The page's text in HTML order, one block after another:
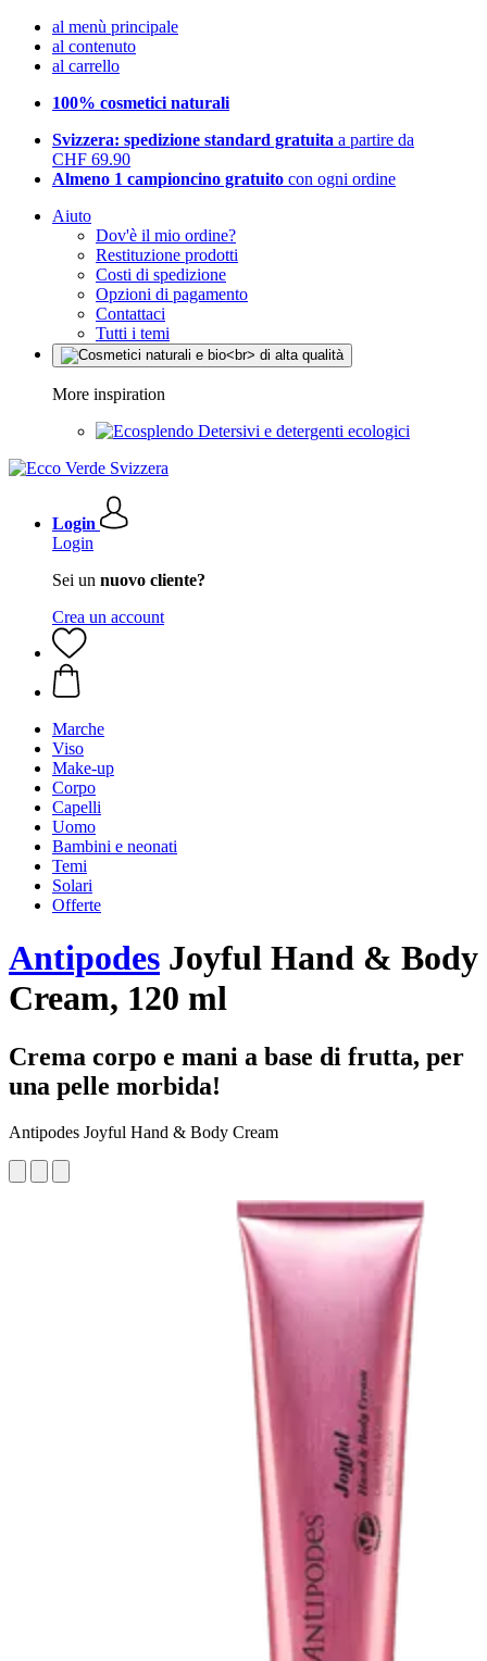
al menù principale
al contenuto
al carrello
100% cosmetici naturali
Svizzera: spedizione standard gratuita a partire da
CHF 69.90
Almeno 1 campioncino gratuito con ogni ordine
Aiuto
Dov'è il mio ordine?
Restituzione prodotti
Costi di spedizione
Opzioni di pagamento
Contattaci
Tutti i temi
More inspiration
Detersivi e detergenti ecologici
Login
Login
Sei un nuovo cliente?
Crea un account
Marche
Viso
Make-up
Corpo
Capelli
Uomo
Bambini e neonati
Temi
Solari
Offerte
Antipodes Joyful Hand & Body
Cream, 120 ml
Crema corpo e mani a base di frutta, per
una pelle morbida!
Antipodes Joyful Hand & Body Cream